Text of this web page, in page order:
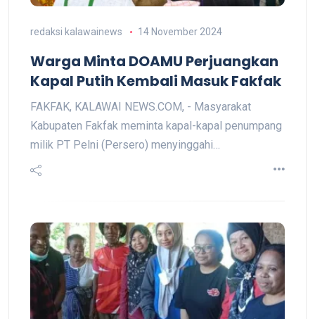
redaksi kalawainews 14 November 2024
Warga Minta DOAMU Perjuangkan
Kapal Putih Kembali Masuk Fakfak
FAKFAK, KALAWAI NEWS.COM, - Masyarakat
Kabupaten Fakfak meminta kapal-kapal penumpang
milik PT Pelni (Persero) menyinggahi…